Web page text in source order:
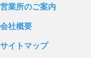
営業所のご案内
会社概要
サイトマップ